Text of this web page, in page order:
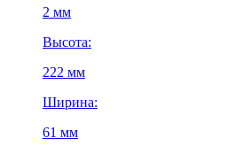
2 мм
Высота:
222 мм
Ширина:
61 мм